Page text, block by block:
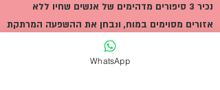
נכיר 3 סיפורים מדהימים של אנשים שחיו ללא
אזורים מסוימים במוח, ונבחן את ההשפעה המרתקת
שהייתה לכך על חייהם ותפקודם. דרך סיפורים
אמיתיים ומפתיעים אלה, נבין לעומק את התפקידים
WhatsApp